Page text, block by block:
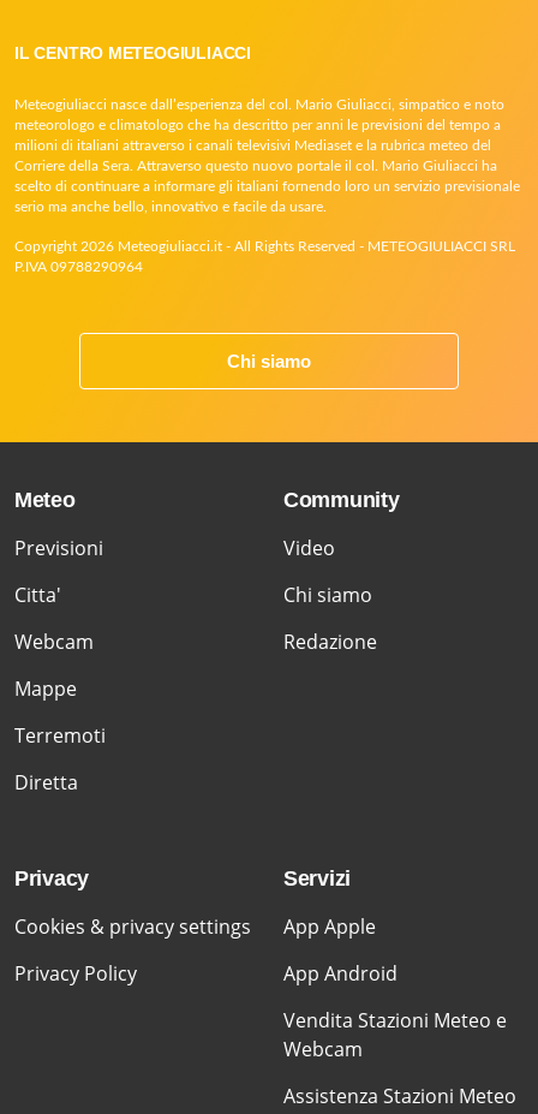
IL CENTRO METEOGIULIACCI
Meteogiuliacci nasce dall’esperienza del col. Mario Giuliacci, simpatico e noto
meteorologo e climatologo che ha descritto per anni le previsioni del tempo a
milioni di italiani attraverso i canali televisivi Mediaset e la rubrica meteo del
Corriere della Sera. Attraverso questo nuovo portale il col. Mario Giuliacci ha
scelto di continuare a informare gli italiani fornendo loro un servizio previsionale
serio ma anche bello, innovativo e facile da usare.
Copyright 2026 Meteogiuliacci.it - All Rights Reserved - METEOGIULIACCI SRL
P.IVA 09788290964
Chi siamo
Meteo
Previsioni
Citta'
Webcam
Mappe
Terremoti
Diretta
Community
Video
Chi siamo
Redazione
Privacy
Cookies & privacy settings
Privacy Policy
Servizi
App Apple
App Android
Vendita Stazioni Meteo e
Webcam
Assistenza Stazioni Meteo